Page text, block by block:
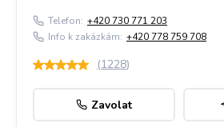
Telefon: +420 730 771 203
Info k zakázkám: +420 778 759 708
(1228)
Zavolat